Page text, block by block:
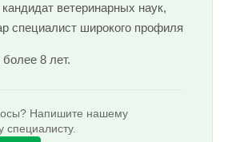
ветеринарных наук,
специалист широкого профиля
8 лет.
Напишите нашему
специалисту.